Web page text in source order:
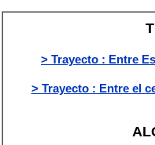
> Trayecto : Entre
> Trayecto : Entre el